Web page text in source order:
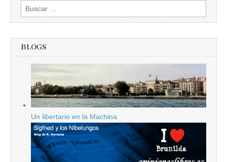
Buscar:
BLOGS
Un libertario en la Machina